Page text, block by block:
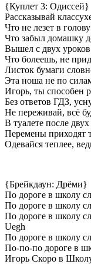
{Куплет 3: Одиссей}
Рассказывай
Что не лезет в
Что забыл домашку
Вышел с двух
Что болеешь, не
Листок бумаги
Эта ноша не по
Игорь, ты способен
Без ответов ГДЗ,
Не переживай, всё
В туалете после
Перемены приходят
Одевайся теплее,
{Брейкдаун: Дрёми}
По дороге в школу
По дороге в школу
По дороге в школу
Uegh
По дороге в школу
По-по-по дороге в
Игорь Скоро в